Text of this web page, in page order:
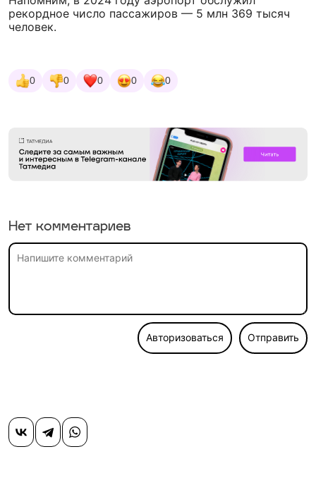
рекордное число пассажиров — 5 млн 369 тысяч
человек.
0 0 0 0 0
Нет комментариев
Авторизоваться Отправить